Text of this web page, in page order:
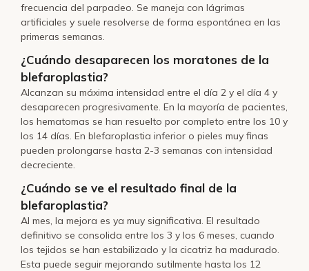
frecuencia del parpadeo. Se maneja con lágrimas
artificiales y suele resolverse de forma espontánea en las
primeras semanas.
¿Cuándo desaparecen los moratones de la
blefaroplastia?
Alcanzan su máxima intensidad entre el día 2 y el día 4 y
desaparecen progresivamente. En la mayoría de pacientes,
los hematomas se han resuelto por completo entre los 10 y
los 14 días. En blefaroplastia inferior o pieles muy finas
pueden prolongarse hasta 2-3 semanas con intensidad
decreciente.
¿Cuándo se ve el resultado final de la
blefaroplastia?
Al mes, la mejora es ya muy significativa. El resultado
definitivo se consolida entre los 3 y los 6 meses, cuando
los tejidos se han estabilizado y la cicatriz ha madurado.
Esta puede seguir mejorando sutilmente hasta los 12